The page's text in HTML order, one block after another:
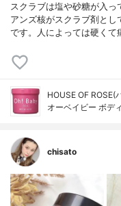
スクラブは塩や砂糖が入
アンズ核がスクラブ剤と
です。人によっては硬くて
HOUSE OF ROSE(
オーベイビー ボデ
chisato